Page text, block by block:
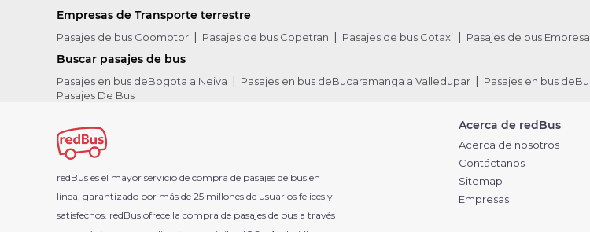
Empresas de Transporte terrestre
Pasajes de bus Coomotor Pasajes de bus Copetran Pasajes de bus Cotaxi Pasajes de bus
Buscar pasajes de bus
Pasajes en bus deBogota a Neiva Pasajes en bus deBucaramanga a Valledupar Pasajes en bus
Pasajes De Bus
redBus es el mayor servicio de compra de pasajes de bus en
línea, garantizado por más de 25 millones de usuarios felices y
satisfechos. redBus ofrece la compra de pasajes de bus a través
Acerca de redBus
Acerca de nosotros
Contáctanos
Sitemap
Empresas